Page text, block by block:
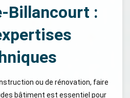
Billancourt :
ou de rénovation, faire
bâtiment est essentiel pour